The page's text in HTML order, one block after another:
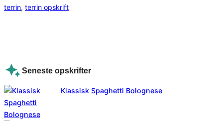
terrin, terrin opskrift
Seneste opskrifter
Klassisk Spaghetti Bolognese